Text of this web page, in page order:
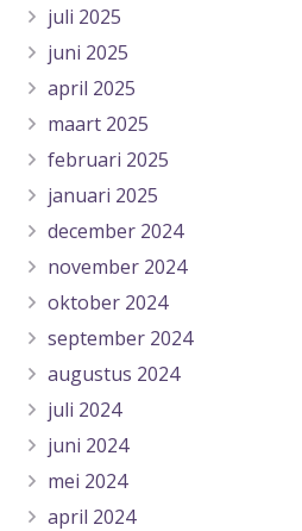
juli 2025
juni 2025
april 2025
maart 2025
februari 2025
januari 2025
december 2024
november 2024
oktober 2024
september 2024
augustus 2024
juli 2024
juni 2024
mei 2024
april 2024